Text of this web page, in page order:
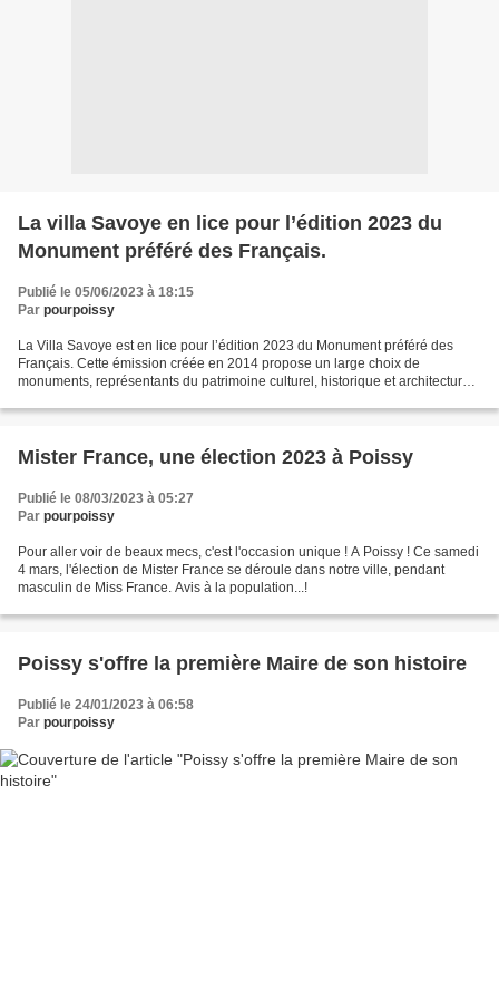
La villa Savoye en lice pour l’édition 2023 du
Monument préféré des Français.
Publié le 05/06/2023 à 18:15
Par pourpoissy
La Villa Savoye est en lice pour l’édition 2023 du Monument préféré des
Français. Cette émission créée en 2014 propose un large choix de
monuments, représentants du patrimoine culturel, historique et architecturale
Mister France, une élection 2023 à Poissy
Publié le 08/03/2023 à 05:27
Par pourpoissy
Pour aller voir de beaux mecs, c'est l'occasion unique ! A Poissy ! Ce samedi
4 mars, l'élection de Mister France se déroule dans notre ville, pendant
masculin de Miss France. Avis à la population...!
Poissy s'offre la première Maire de son histoire
Publié le 24/01/2023 à 06:58
Par pourpoissy